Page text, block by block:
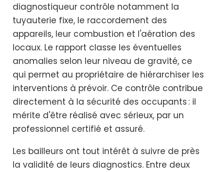
diagnostiqueur contrôle notamment la
tuyauterie fixe, le raccordement des
appareils, leur combustion et l'aération des
locaux. Le rapport classe les éventuelles
anomalies selon leur niveau de gravité, ce
qui permet au propriétaire de hiérarchiser les
interventions à prévoir. Ce contrôle contribue
directement à la sécurité des occupants : il
mérite d'être réalisé avec sérieux, par un
professionnel certifié et assuré.
Les bailleurs ont tout intérêt à suivre de près
la validité de leurs diagnostics. Entre deux